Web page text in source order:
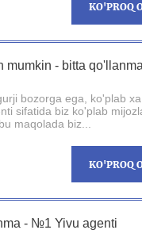
KO'PROQ
- bitta
bozorga ega, ko'plab
sifatida biz ko'plab
maqolada biz...
KO'PROQ
- №1 Yivu agenti